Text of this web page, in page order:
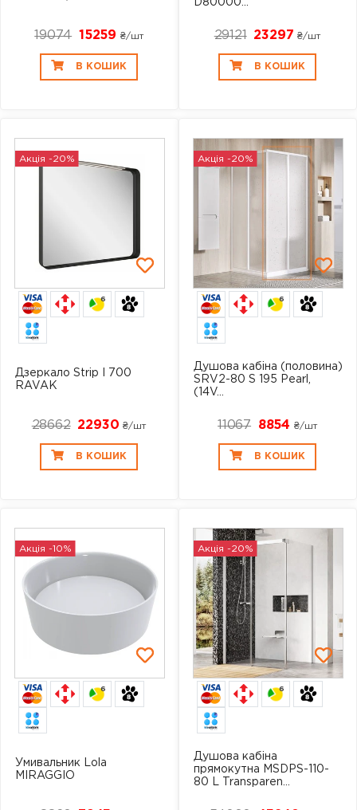
19074 15259 ₴/шт
В КОШИК
D80000...
29121 23297₴/шт
В КОШИК
Акція -20%
6
Дзеркало Strip I 700
RAVAK
28662 22930₴/шт
В КОШИК
Акція -20%
6
Душова кабіна (половина)
SRV2-80 S 195 Pearl,
(14V...
11067 8854 ₴/шт
В КОШИК
Акція -10%
6
Умивальник Lola
MIRAGGIO
Акція -20%
6
Душова кабіна
прямокутна MSDPS-110-
80 L Transparen...